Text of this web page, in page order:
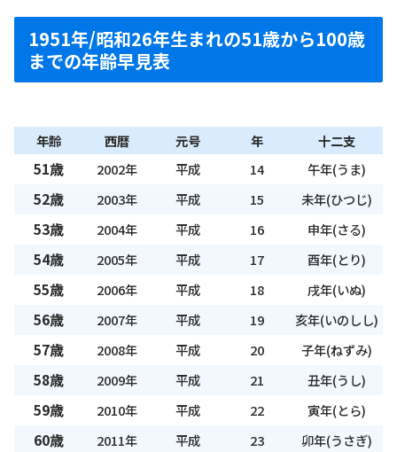
1951年/昭和26年生まれの51歳から100歳
までの年齢早見表
年齢 西暦 元号 年 十二支
51歳 2002年 平成 14 午年(うま)
52歳 2003年 平成 15 未年(ひつじ)
53歳 2004年 平成 16 申年(さる)
54歳 2005年 平成 17 酉年(とり)
55歳 2006年 平成 18 戌年(いぬ)
56歳 2007年 平成 19 亥年(いのしし)
57歳 2008年 平成 20 子年(ねずみ)
58歳 2009年 平成 21 丑年(うし)
59歳 2010年 平成 22 寅年(とら)
60歳 2011年 平成 23 卯年(うさぎ)